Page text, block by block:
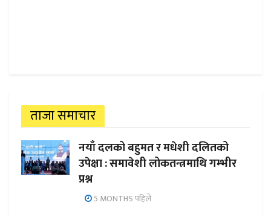
ताजा समाचार
नयाँ दलको बहुमत र मधेशी दलितको
उपेक्षा : समावेशी लोकतन्त्रमाथि गम्भीर
प्रश्न
5 MONTHS पहिले